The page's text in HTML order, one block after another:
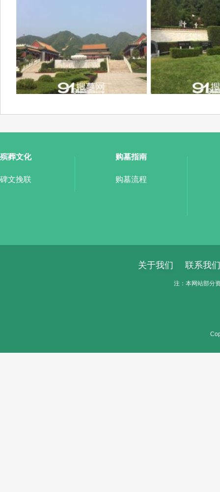
殡葬文化
碑文挽联
购墓指南
购墓流程
关于我们 联系我们
注：本网站部分